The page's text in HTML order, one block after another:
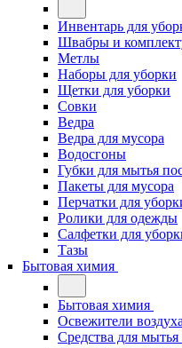
Инвентарь для
Швабры и
Метлы
Наборы для уборки
Щетки для уборки
Совки
Ведра
Ведра для мусора
Водосгоны
Губки для мытья
Пакеты для мусора
Перчатки для
Ролики для одежды
Салфетки для
Тазы
Бытовая химия
Бытовая химия
Освежители воздуха
Средства для